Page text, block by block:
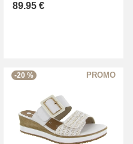
89.95 €
-20 %